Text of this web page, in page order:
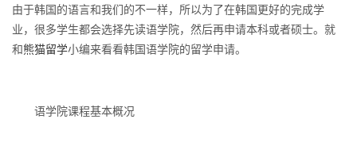
由于韩国的语言和我们的不一样，所以为了在韩国更好的完成学
业，很多学生都会选择先读语学院，然后再申请本科或者硕士。就
和熊猫留学小编来看看韩国语学院的留学申请。
语学院课程基本概况